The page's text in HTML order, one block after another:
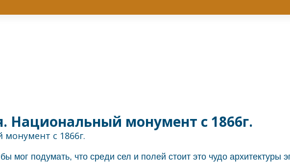
Национальный монумент с 1866г.
подумать, что среди сел и полей стоит это чудо архитектуры